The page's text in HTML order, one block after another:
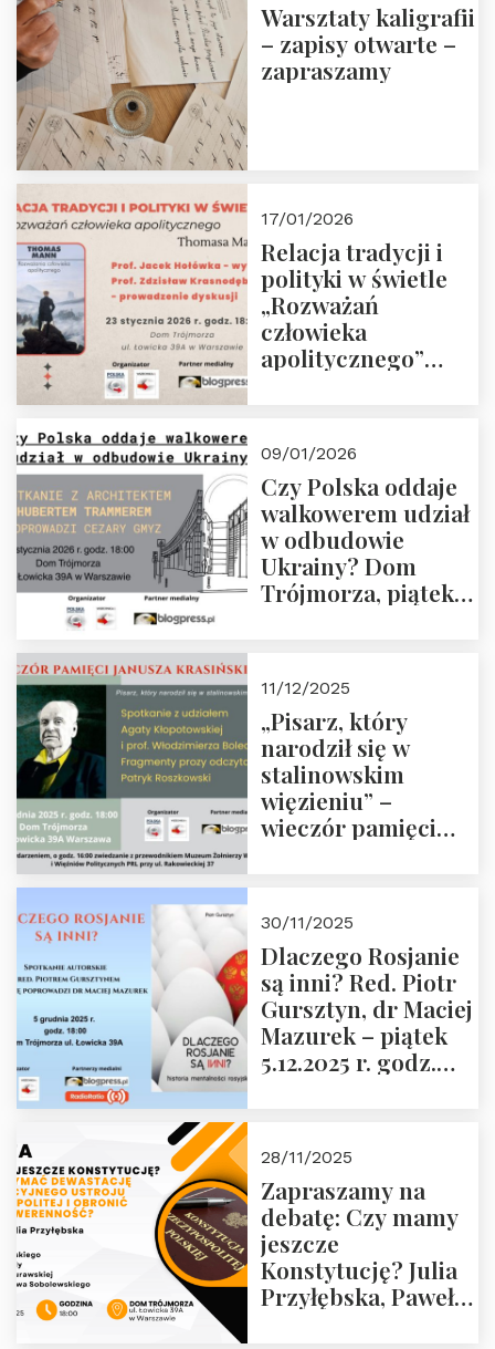
Warsztaty kaligrafii
– zapisy otwarte –
zapraszamy
17/01/2026
Relacja tradycji i
polityki w świetle
„Rozważań
człowieka
apolitycznego”
godz. 18:00.
Zapraszamy!
09/01/2026
Czy Polska oddaje
walkowerem udział
w odbudowie
Ukrainy? Dom
Trójmorza, piątek
11/12/2025
„Pisarz, który
narodził się w
stalinowskim
więzieniu” –
wieczór pamięci
zwiedzanie
Muzeum Żołnierzy
Wyklętych i
Więźniów
Politycznych PRL o
godz. 16:00 – 19
30/11/2025
Dlaczego Rosjanie
są inni? Red. Piotr
Gursztyn, dr Maciej
Mazurek – piątek
5.12.2025 r. godz.
28/11/2025
Zapraszamy na
debatę: Czy mamy
jeszcze
Konstytucję? Julia
Przyłębska, Paweł